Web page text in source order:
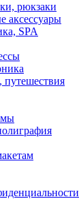
рюкзаки
аксессуары
SPA